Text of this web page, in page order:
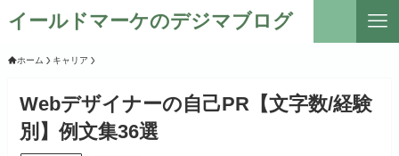
イールドマーケのデジマブログ
ホーム キャリア
Webデザイナーの自己PR【文字数/経験
別】例文集36選